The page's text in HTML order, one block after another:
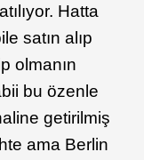
Hatta
satın alıp
olmanın
bu özenle
getirilmiş
ama Berlin